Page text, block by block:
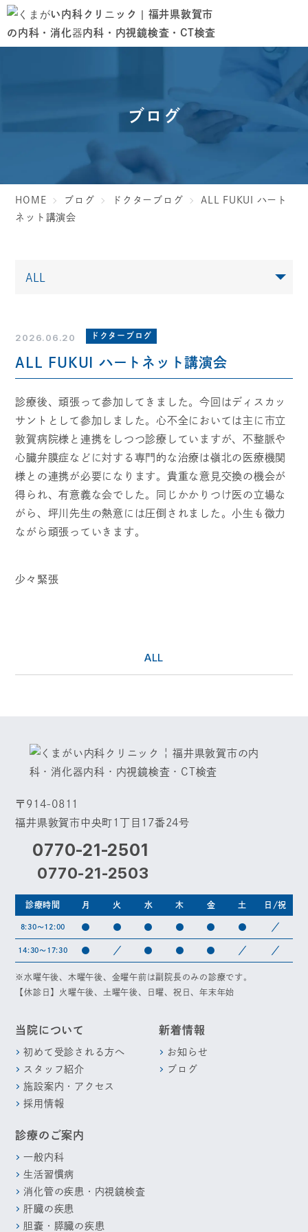
ブログ
HOME ブログ ドクターブログ
ALL FUKUI ハート
ネット講演会
2026.06.20 ドクターブログ
ALL FUKUI ハートネット講演会
診療後、頑張って参加してきました。今回はディスカッ
サントとして参加しました。心不全においては主に市立
敦賀病院様と連携をしつつ診療していますが、不整脈や
心臓弁膜症などに対する専門的な治療は嶺北の医療機関
様との連携が必要になります。貴重な意見交換の機会が
得られ、有意義な会でした。同じかかりつけ医の立場な
がら、坪川先生の熱意には圧倒されました。小生も微力
ながら頑張っていきます。
少々緊張
ALL
〒914-0811
福井県敦賀市中央町1丁目17番24号
0770-21-2501
0770-21-2503
診療時間 月 火 水 木 金 土 日/祝
8:30～12:00 ● ● ● ● ● ● ／
14:30～17:30 ● ／ ● ● ● ／ ／
※水曜午後、木曜午後、金曜午前は副院長のみの診療です。
【休診日】火曜午後、土曜午後、日曜、祝日、年末年始
当院について
初めて受診される方へ
スタッフ紹介
施設案内・アクセス
採用情報
診療のご案内
一般内科
生活習慣病
消化管の疾患・内視鏡検査
肝臓の疾患
胆嚢・膵臓の疾患
新着情報
お知らせ
ブログ